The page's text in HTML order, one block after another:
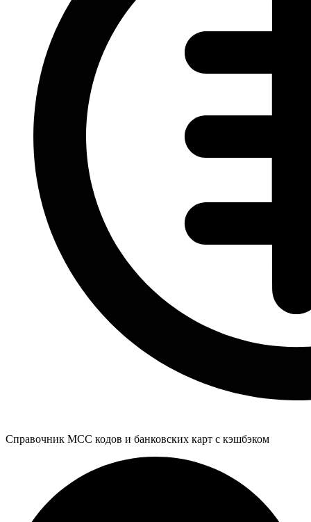
Справочник MCC кодов и банковских карт с кэшбэком